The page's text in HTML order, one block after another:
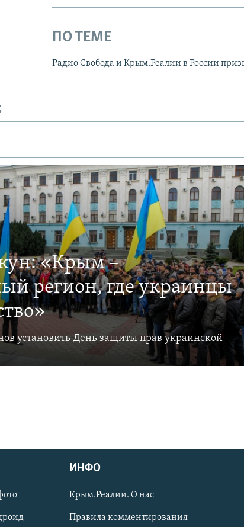
ПО ТЕМЕ
Радио Свобода и Крым.Реалии в России
«Крым –
регион, где украинцы
установить День защиты прав украинской
ИНФО
Крым.Реалии. О нас
Правила комментирования